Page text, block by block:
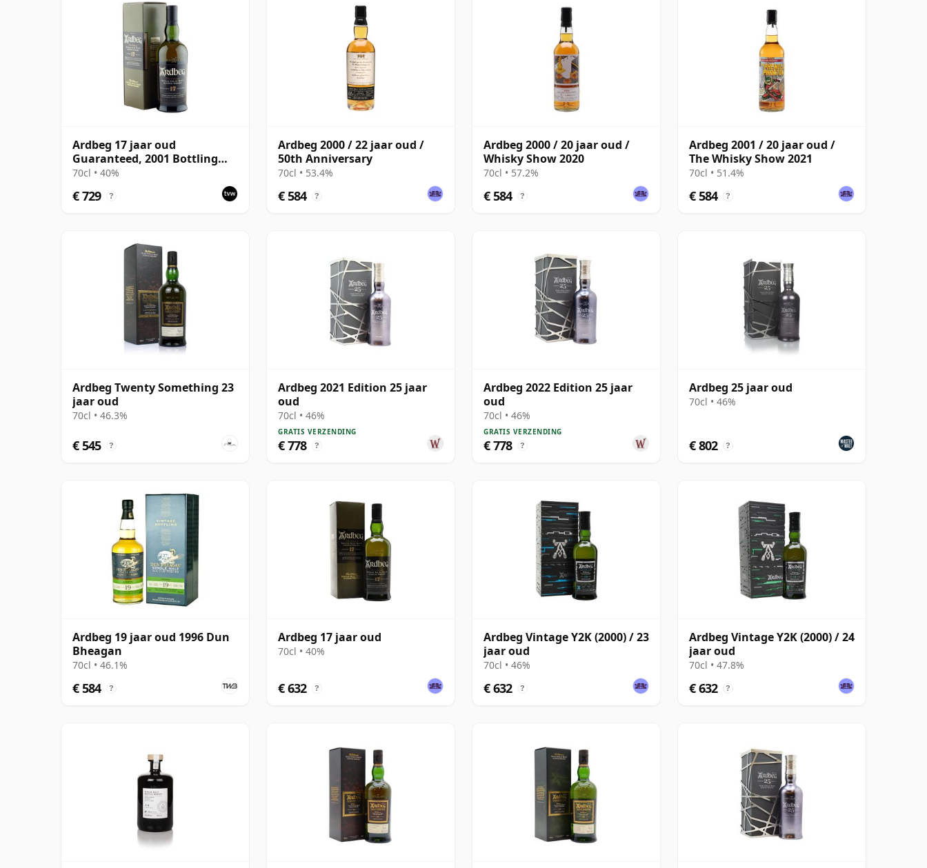
Ardbeg 17 jaar oud
Guaranteed, 2001 Bottling
with Box
70cl • 40%
€ 729 ?
Ardbeg 2000 / 22 jaar oud /
50th Anniversary
70cl • 53.4%
€ 584 ?
Ardbeg 2000 / 20 jaar oud /
Whisky Show 2020
70cl • 57.2%
€ 584 ?
Ardbeg 2001 / 20 jaar oud /
The Whisky Show 2021
70cl • 51.4%
€ 584 ?
Ardbeg Twenty Something 23
jaar oud
70cl • 46.3%
€ 545 ?
Ardbeg 2021 Edition 25 jaar
oud
70cl • 46%
GRATIS VERZENDING
€ 778 ?
Ardbeg 2022 Edition 25 jaar
oud
70cl • 46%
GRATIS VERZENDING
€ 778 ?
Ardbeg 25 jaar oud
70cl • 46%
€ 802 ?
Ardbeg 19 jaar oud 1996 Dun
Bheagan
70cl • 46.1%
€ 584 ?
Ardbeg 17 jaar oud
70cl • 40%
€ 632 ?
Ardbeg Vintage Y2K (2000) / 23
jaar oud
70cl • 46%
€ 632 ?
Ardbeg Vintage Y2K (2000) / 24
jaar oud
70cl • 47.8%
€ 632 ?